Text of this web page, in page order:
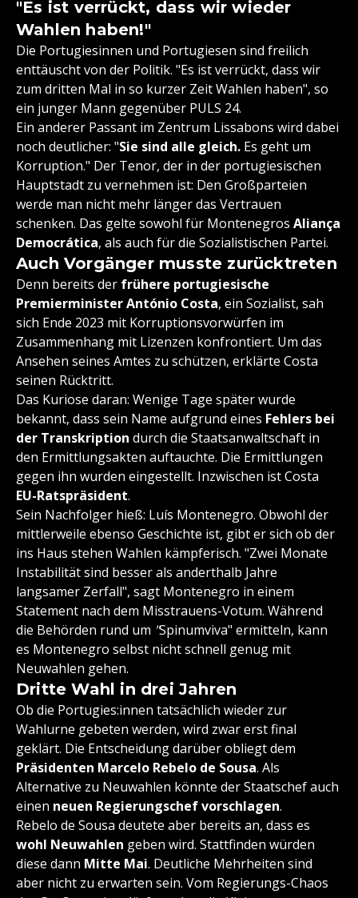
"Es ist verrückt, dass wir wieder
Wahlen haben!"
Die Portugiesinnen und Portugiesen sind freilich
enttäuscht von der Politik. "Es ist verrückt, dass wir
zum dritten Mal in so kurzer Zeit Wahlen haben", so
ein junger Mann gegenüber PULS 24.
Ein anderer Passant im Zentrum Lissabons wird dabei
noch deutlicher: "Sie sind alle gleich. Es geht um
Korruption." Der Tenor, der in der portugiesischen
Hauptstadt zu vernehmen ist: Den Großparteien
werde man nicht mehr länger das Vertrauen
schenken. Das gelte sowohl für Montenegros Aliança
Democrática, als auch für die Sozialistischen Partei.
Auch Vorgänger musste zurücktreten
Denn bereits der frühere portugiesische
Premierminister António Costa, ein Sozialist, sah
sich Ende 2023 mit Korruptionsvorwürfen im
Zusammenhang mit Lizenzen konfrontiert. Um das
Ansehen seines Amtes zu schützen, erklärte Costa
seinen Rücktritt.
Das Kuriose daran: Wenige Tage später wurde
bekannt, dass sein Name aufgrund eines Fehlers bei
der Transkription durch die Staatsanwaltschaft in
den Ermittlungsakten auftauchte. Die Ermittlungen
gegen ihn wurden eingestellt. Inzwischen ist Costa
EU-Ratspräsident.
Sein Nachfolger hieß: Luís Montenegro. Obwohl der
mittlerweile ebenso Geschichte ist, gibt er sich ob der
ins Haus stehen Wahlen kämpferisch. "Zwei Monate
Instabilität sind besser als anderthalb Jahre
langsamer Zerfall", sagt Montenegro in einem
Statement nach dem Misstrauens-Votum. Während
die Behörden rund um "Spinumviva" ermitteln, kann
es Montenegro selbst nicht schnell genug mit
Neuwahlen gehen.
Dritte Wahl in drei Jahren
Ob die Portugies:innen tatsächlich wieder zur
Wahlurne gebeten werden, wird zwar erst final
geklärt. Die Entscheidung darüber obliegt dem
Präsidenten Marcelo Rebelo de Sousa. Als
Alternative zu Neuwahlen könnte der Staatschef auch
einen neuen Regierungschef vorschlagen.
Rebelo de Sousa deutete aber bereits an, dass es
wohl Neuwahlen geben wird. Stattfinden würden
diese dann Mitte Mai. Deutliche Mehrheiten sind
aber nicht zu erwarten sein. Vom Regierungs-Chaos